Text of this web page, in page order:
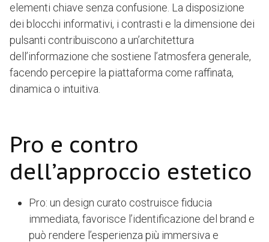
elementi chiave senza confusione. La disposizione
dei blocchi informativi, i contrasti e la dimensione dei
pulsanti contribuiscono a un’architettura
dell’informazione che sostiene l’atmosfera generale,
facendo percepire la piattaforma come raffinata,
dinamica o intuitiva.
Pro e contro
dell’approccio estetico
Pro: un design curato costruisce fiducia
immediata, favorisce l’identificazione del brand e
può rendere l’esperienza più immersiva e